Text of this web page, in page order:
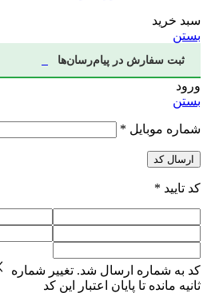
سبد خرید
بستن
ثبت سفارش در پیام‌رسان‌ها
ورود
بستن
شماره موبایل *
ارسال کد
کد تایید *
کد به شماره ارسال شد. تغییر شماره
ثانیه مانده تا پایان اعتبار این کد